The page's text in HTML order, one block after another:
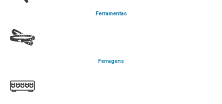
Ferramentas
Ferragens